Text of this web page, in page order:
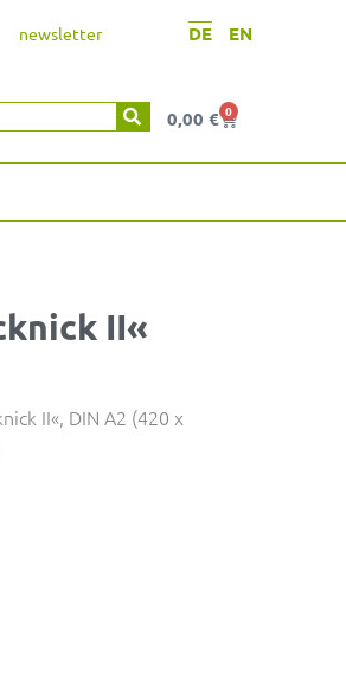
newsletter DE EN
0,00€ 0
Warenkorb
II«
II«, DIN A2 (420 x